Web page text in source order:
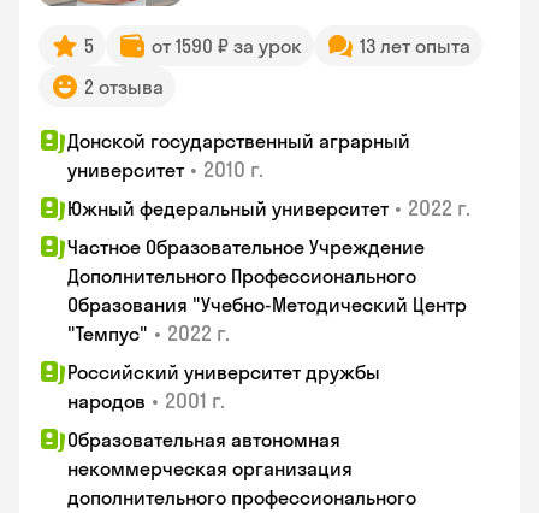
5 от 1590 ₽ за урок
13 лет опыта
2 отзыва
Донской государственный аграрный
университет • 2010 г.
Южный федеральный университет • 2022 г.
Частное Образовательное Учреждение
Дополнительного Профессионального
Образования "Учебно-Методический Центр
"Темпус" • 2022 г.
Российский университет дружбы
народов • 2001 г.
Образовательная автономная
некоммерческая организация
дополнительного профессионального